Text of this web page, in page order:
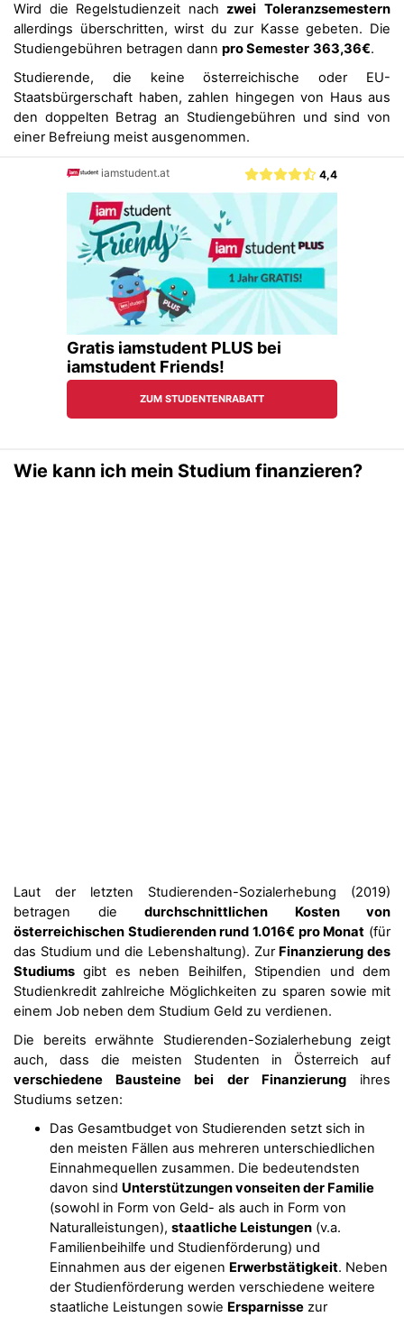
Wird die Regelstudienzeit nachzwei Toleranzsemestern
allerdings überschritten, wirst du zur Kasse gebeten. Die
Studiengebühren betragen dann pro Semester 363,36€.
Studierende, die keine österreichische oder EU-
Staatsbürgerschaft haben, zahlen hingegen von Haus aus
den doppelten Betrag an Studiengebühren und sind von
einer Befreiung meist ausgenommen.
Wie kann ich mein Studium finanzieren?
Laut der letzten Studierenden-Sozialerhebung (2019)
betragen die durchschnittlichen Kosten von
österreichischen Studierenden rund 1.016€ pro Monat (für
das Studium und die Lebenshaltung). Zur Finanzierung des
Studiums gibt es neben Beihilfen, Stipendien und dem
Studienkredit zahlreiche Möglichkeiten zu sparen sowie mit
einem Job neben dem Studium Geld zu verdienen.
Die bereits erwähnte Studierenden-Sozialerhebung zeigt
auch, dass die meisten Studenten in Österreich auf
verschiedene Bausteine bei der Finanzierungihres
Studiums setzen:
Das Gesamtbudget von Studierenden setzt sich in
den meisten Fällen aus mehreren unterschiedlichen
Einnahmequellen zusammen. Die bedeutendsten
davon sind Unterstützungen vonseiten der Familie
(sowohl in Form von Geld- als auch in Form von
Naturalleistungen), staatliche Leistungen (v.a.
Familienbeihilfe und Studienförderung) und
Einnahmen aus der eigenen Erwerbstätigkeit. Neben
der Studienförderung werden verschiedene weitere
staatliche Leistungen sowie Ersparnisse zur